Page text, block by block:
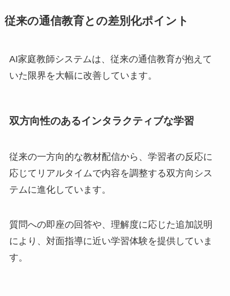
従来の通信教育との差別化ポイント
AI家庭教師システムは、従来の通信教育が抱えて
いた限界を大幅に改善しています。
双方向性のあるインタラクティブな学習
従来の一方向的な教材配信から、学習者の反応に
応じてリアルタイムで内容を調整する双方向シス
テムに進化しています。
質問への即座の回答や、理解度に応じた追加説明
により、対面指導に近い学習体験を提供していま
す。